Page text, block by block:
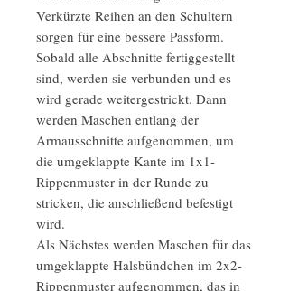
Verkürzte Reihen an den Schultern
sorgen für eine bessere Passform.
Sobald alle Abschnitte fertiggestellt
sind, werden sie verbunden und es
wird gerade weitergestrickt. Dann
werden Maschen entlang der
Armausschnitte aufgenommen, um
die umgeklappte Kante im 1x1-
Rippenmuster in der Runde zu
stricken, die anschließend befestigt
wird.
Als Nächstes werden Maschen für das
umgeklappte Halsbündchen im 2x2-
Rippenmuster aufgenommen, das in